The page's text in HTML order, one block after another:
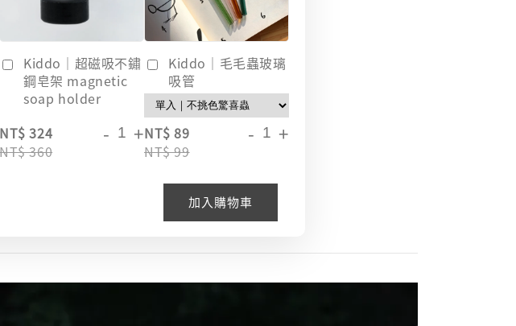
Kiddo｜超磁吸不鏽
鋼皂架 magnetic
soap holder
NT$ 324
NT$ 360
- +
Kiddo｜毛毛蟲玻璃
吸管
NT$ 89
NT$ 99
- +
加入購物車